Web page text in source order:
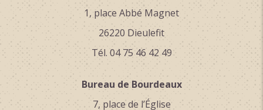
1, place Abbé Magnet
26220 Dieulefit
Tél. 04 75 46 42 49
Bureau de Bourdeaux
7, place de l’Église